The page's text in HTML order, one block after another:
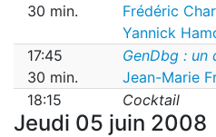
Frédéric
Yannick
30 min.
17:45
GenDbg : un
Jean-Marie
30 min.
18:15
Cocktail
Jeudi 05 juin 2008